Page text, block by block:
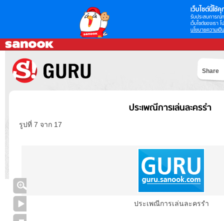
เว็บไซต์นี้ใช้คุ
รับประสบการณ์
เว็บไซต์ของเรา
นโยบายความเป็
Share
ประเพณีการเล่นละครรำ
รูปที่ 7 จาก 17
ประเพณีการเล่นละครรำ